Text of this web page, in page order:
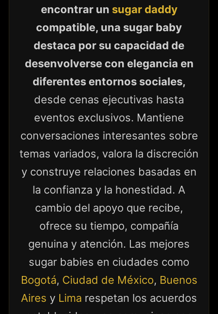
encontrar un sugar daddy
compatible, una sugar baby
destaca por su capacidad de
desenvolverse con elegancia en
diferentes entornos sociales,
desde cenas ejecutivas hasta
eventos exclusivos. Mantiene
conversaciones interesantes sobre
temas variados, valora la discreción
y construye relaciones basadas en
la confianza y la honestidad. A
cambio del apoyo que recibe,
ofrece su tiempo, compañía
genuina y atención. Las mejores
sugar babies en ciudades como
Bogotá, Ciudad de México, Buenos
Aires y Lima respetan los acuerdos